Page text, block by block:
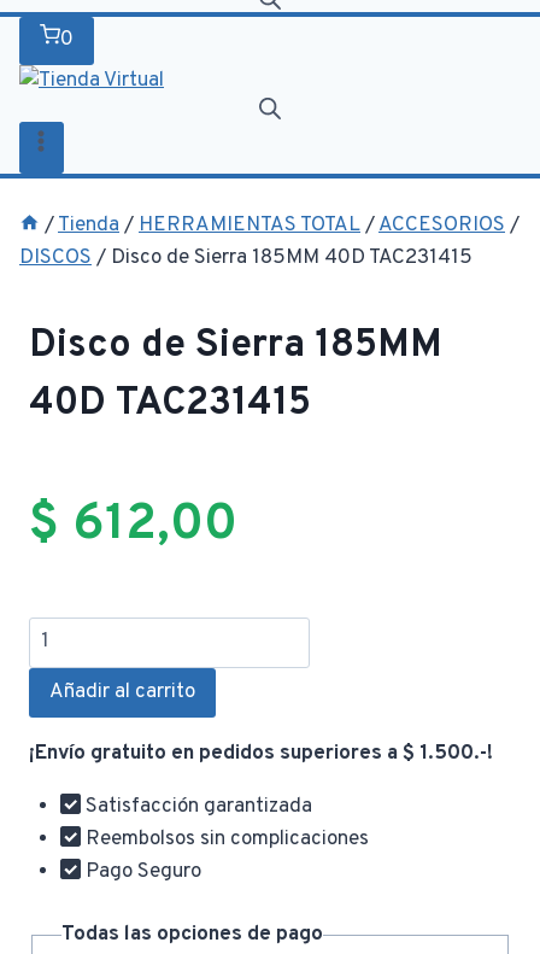
0
/Tienda/HERRAMIENTAS TOTAL/ACCESORIOS/
DISCOS/ Disco de Sierra 185MM 40D TAC231415
Disco de Sierra 185MM
40D TAC231415
$ 612,00
Disco
de
Sierra
40D
TAC231415
cantidad
Añadir al carrito
¡Envío gratuito en pedidos superiores a $ 1.500.-!
Satisfacción garantizada
Reembolsos sin complicaciones
Pago Seguro
Todas las opciones de pago